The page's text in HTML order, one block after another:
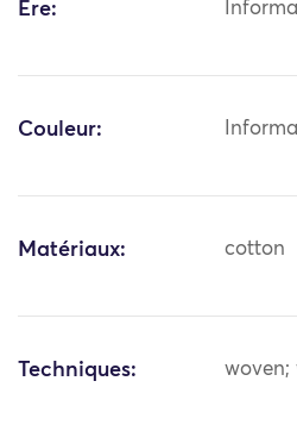
Ère:
Couleur:
Matériaux: cotton
Techniques: woven;